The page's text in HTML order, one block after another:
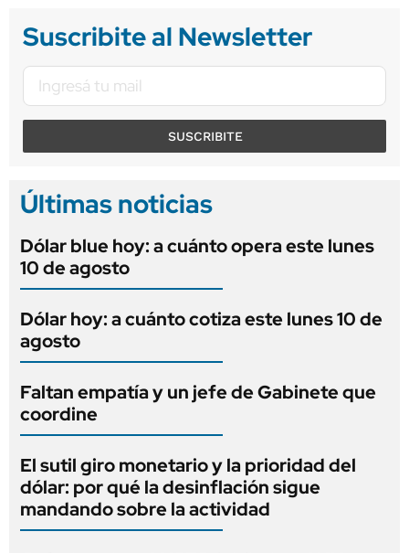
Suscribite al Newsletter
SUSCRIBITE
Últimas noticias
Dólar blue hoy: a cuánto opera este lunes
10 de agosto
Dólar hoy: a cuánto cotiza este lunes 10 de
agosto
Faltan empatía y un jefe de Gabinete que
coordine
El sutil giro monetario y la prioridad del
dólar: por qué la desinflación sigue
mandando sobre la actividad